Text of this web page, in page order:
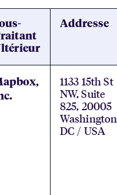
Addresse
1133 15th St
NW, Suite
825, 20005
Washington
DC / USA